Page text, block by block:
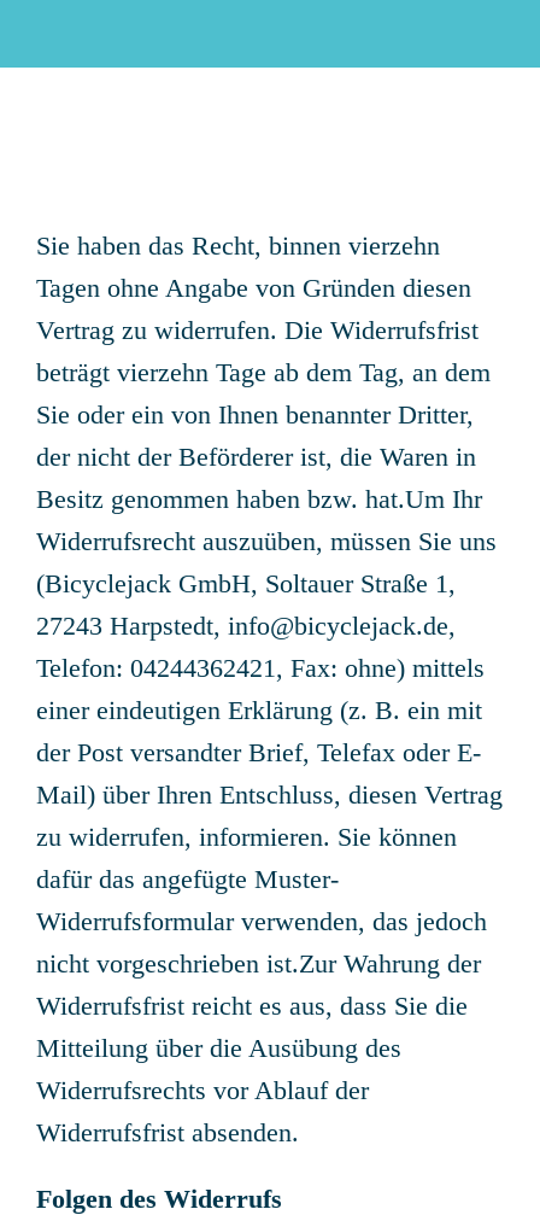
Sie haben das Recht, binnen vierzehn
Tagen ohne Angabe von Gründen diesen
Vertrag zu widerrufen. Die Widerrufsfrist
beträgt vierzehn Tage ab dem Tag, an dem
Sie oder ein von Ihnen benannter Dritter,
der nicht der Beförderer ist, die Waren in
Besitz genommen haben bzw. hat.Um Ihr
Widerrufsrecht auszuüben, müssen Sie uns
(Bicyclejack GmbH, Soltauer Straße 1,
27243 Harpstedt, info@bicyclejack.de,
Telefon: 04244362421, Fax: ohne) mittels
einer eindeutigen Erklärung (z. B. ein mit
der Post versandter Brief, Telefax oder E-
Mail) über Ihren Entschluss, diesen Vertrag
zu widerrufen, informieren. Sie können
dafür das angefügte Muster-
Widerrufsformularverwenden, das jedoch
nicht vorgeschrieben ist.Zur Wahrung der
Widerrufsfrist reicht es aus, dass Sie die
Mitteilung über die Ausübung des
Widerrufsrechts vor Ablauf der
Widerrufsfrist absenden.
Folgen des Widerrufs